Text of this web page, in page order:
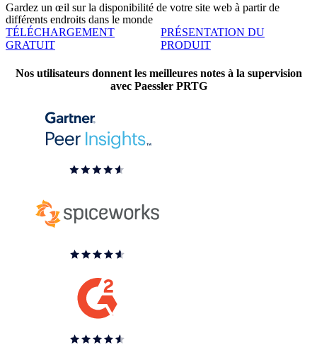
Gardez un œil sur la disponibilité de votre site web à partir de
différents endroits dans le monde
TÉLÉCHARGEMENT
GRATUIT
PRÉSENTATION DU
PRODUIT
Nos utilisateurs donnent les meilleures notes à la supervision
avec Paessler PRTG